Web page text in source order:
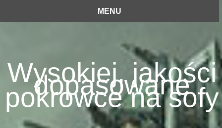
MENU
Wysokiej, jakości
dopasowane
pokrowce na sofy